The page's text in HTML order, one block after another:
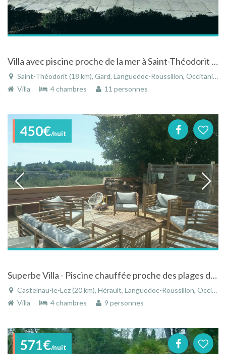
Villa avec piscine proche de la mer à Saint-Théodorit dans le Gard dans le Languedoc-Roussillon
Saint-Théodorit (18 km), Gard, Languedoc-Roussillon, Occitanie, France
Villa
4 chambres 11 personnes
450€/nuit
Superbe Villa - Piscine chauffée proche des plages dans un cadre exceptionnel.
Castelnau-le-Lez (20 km), Hérault, Languedoc-Roussillon, Occitanie, France
Villa
4 chambres 9 personnes
571€/nuit